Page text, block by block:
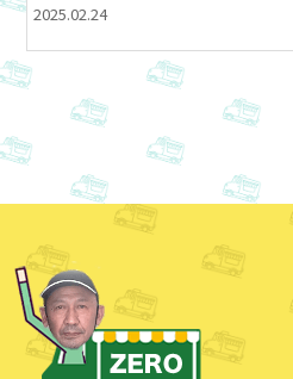
2025.02.24